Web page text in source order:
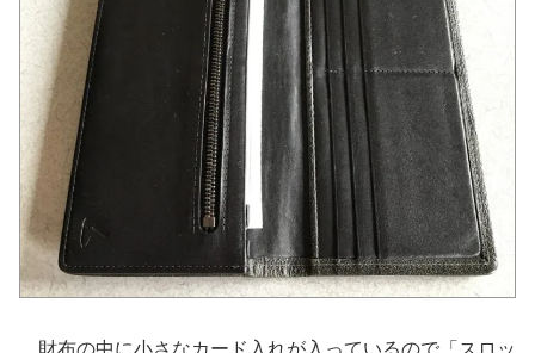
財布の中に小さなカード入れが入っているので「スロッ